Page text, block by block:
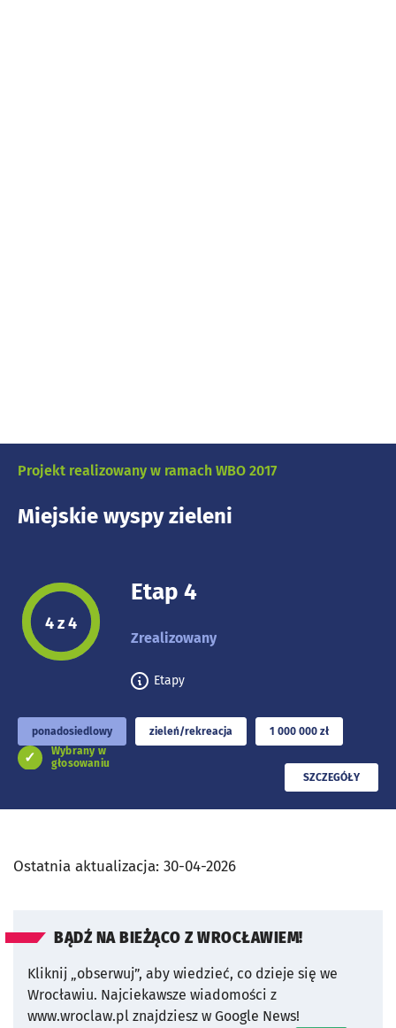
Projekt realizowany w ramach WBO 2017
Miejskie wyspy zieleni
Etap projektu:
4 z 4
Etap 4
Zrealizowany
Etapy
Wybrany w
głosowaniu
ponadosiedlowy zieleń/rekreacja 1 000 000 zł
PRZECZYTAJ
SZCZEGÓŁY
Ostatnia aktualizacja: 30-04-2026
BĄDŹ NA BIEŻĄCO Z WROCŁAWIEM!
Kliknij „obserwuj”, aby wiedzieć, co dzieje się we
Wrocławiu. Najciekawsze wiadomości z
www.wroclaw.pl znajdziesz w Google News!